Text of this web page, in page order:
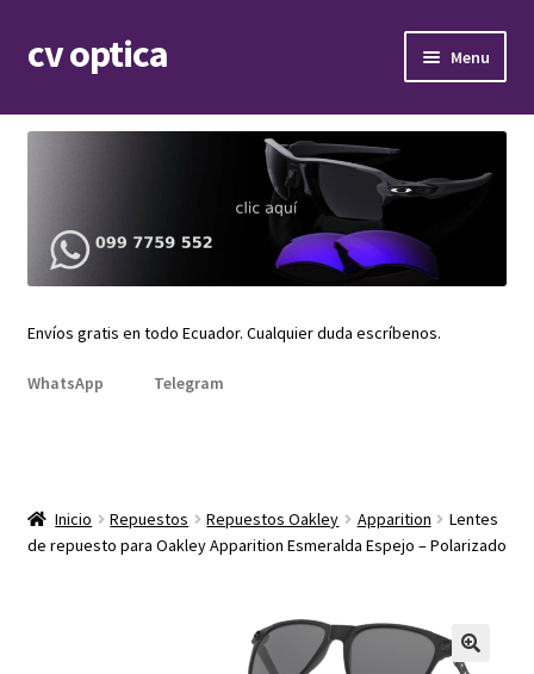
Skip
to
Skip
to
cv optica Menu
Armazones de lentes
child
menu
Expand
Repuestos
menu
Envíos gratis en todo Ecuador. Cualquier duda escríbenos.
WhatsApp Telegram
Inicio Repuestos Repuestos Oakley Apparition
Lentes
de repuesto para Oakley Apparition Esmeralda Espejo – Polarizado